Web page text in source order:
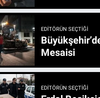
EDITÖRÜN SEÇTIĞI
Büyükşehir’den 3 İlçe 20 Noktada Yeni
Mesaisi
EDITÖRÜN SEÇTIĞI